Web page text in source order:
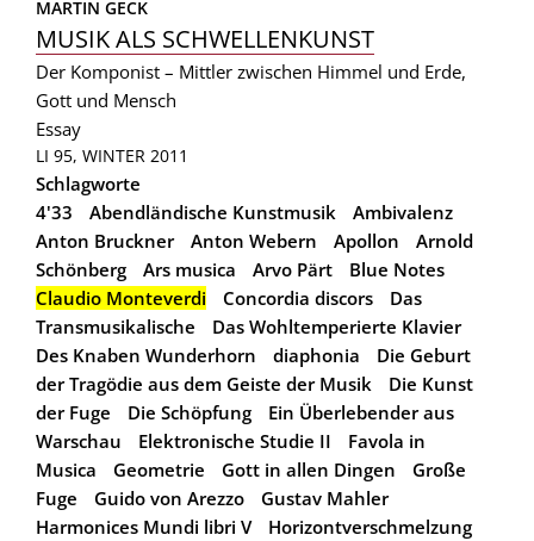
MARTIN GECK
MUSIK ALS SCHWELLENKUNST
Der Komponist – Mittler zwischen Himmel und Erde,
Gott und Mensch
Essay
LI 95, WINTER 2011
Schlagworte
4'33
Abendländische Kunstmusik
Ambivalenz
Anton Bruckner
Anton Webern Apollon
Arnold
Schönberg
Ars musica Arvo Pärt
Blue Notes
Claudio Monteverdi
Concordia discors
Das
Transmusikalische
Das Wohltemperierte Klavier
Des Knaben Wunderhorn
diaphonia
Die Geburt
der Tragödie aus dem Geiste der Musik
Die Kunst
der Fuge
Die Schöpfung
Ein Überlebender aus
Warschau
Elektronische Studie II
Favola in
Musica
Geometrie Gott in allen Dingen
Große
Fuge
Guido von Arezzo
Gustav Mahler
Harmonices Mundi libri V
Horizontverschmelzung